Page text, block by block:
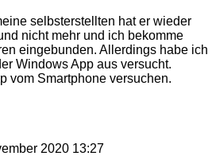
selbsterstellten hat er wieder
nicht mehr und ich bekomme
eingebunden. Allerdings habe ich
Windows App aus versucht.
vom Smartphone versuchen.
2020 13:27